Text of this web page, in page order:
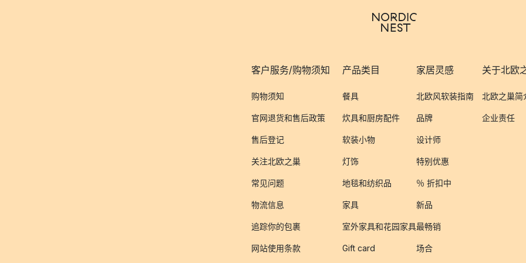
客户服务/购物须知
购物须知
官网退货和售后政策
售后登记
关注北欧之巢
常见问题
物流信息
追踪你的包裹
网站使用条款
产品类目
餐具
炊具和厨房配件
软装小物
灯饰
地毯和纺织品
家具
室外家具和花园家具
Gift card
家居灵感
北欧风软装指南
品牌
设计师
特别优惠
％ 折扣中
新品
最畅销
场合
关于北欧
北欧之巢简
企业责任